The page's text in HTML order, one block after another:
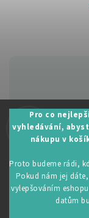
Pro co
vyhledávání,
nákupu v
Proto budeme rádi,
Pokud nám jej
vylepšováním
datům